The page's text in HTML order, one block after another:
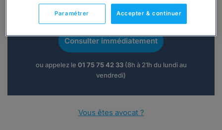
Vous souhaitez une consultation par
téléphone ?
Consulter immédiatement
ou appelez le 01 75 75 42 33(8h à 21h du lundi au
vendredi)
Vous êtes avocat ?
Accepter & continuer
Paramétrer